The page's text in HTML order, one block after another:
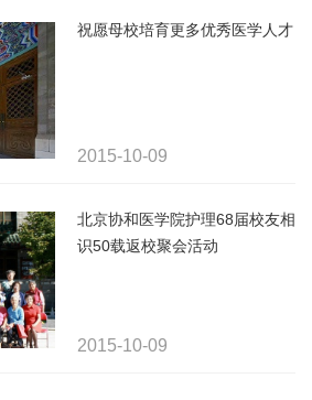
祝愿母校培育更多优秀医学人才
2015-10-09
北京协和医学院护理68届校友相
识50载返校聚会活动
2015-10-09